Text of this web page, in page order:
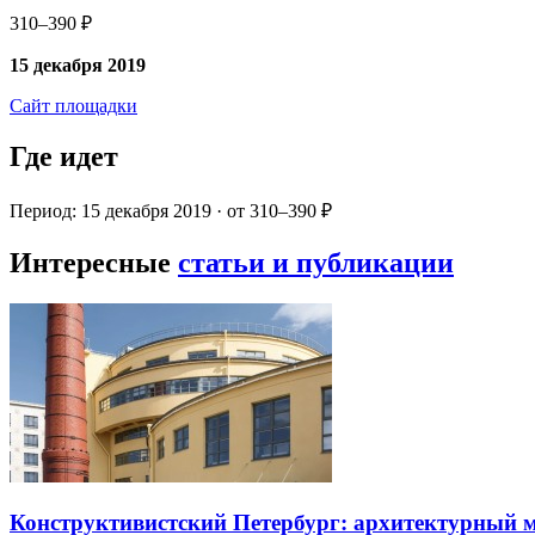
310–390 ₽
15 декабря 2019
Сайт площадки
Где идет
Период: 15 декабря 2019 · от 310–390 ₽
Интересные статьи и публикации
Конструктивистский Петербург: архитектурный